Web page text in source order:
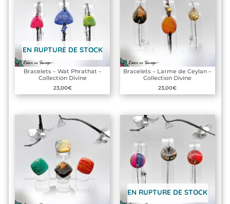
EN RUPTURE DE STOCK
Bracelets – Wat Phrathat –
Collection Divine
23,00€
Bracelets – Larme de Ceylan –
Collection Divine
23,00€
EN RUPTURE DE STOCK